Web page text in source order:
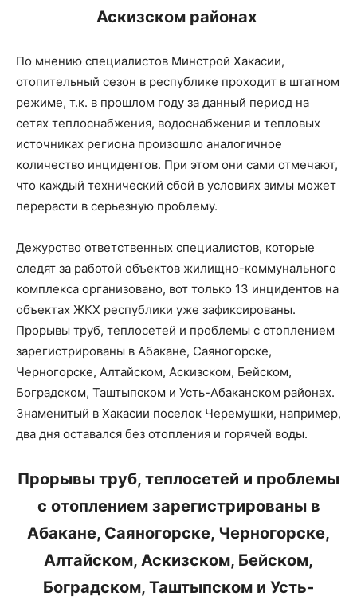
Аскизском районах
По мнению специалистов Минстрой Хакасии,
отопительный сезон в республике проходит в штатном
режиме, т.к. в прошлом году за данный период на
сетях теплоснабжения, водоснабжения и тепловых
источниках региона произошло аналогичное
количество инцидентов. При этом они сами отмечают,
что каждый технический сбой в условиях зимы может
перерасти в серьезную проблему.
Дежурство ответственных специалистов, которые
следят за работой объектов жилищно-коммунального
комплекса организовано, вот только 13 инцидентов на
объектах ЖКХ республики уже зафиксированы.
Прорывы труб, теплосетей и проблемы с отоплением
зарегистрированы в Абакане, Саяногорске,
Черногорске, Алтайском, Аскизском, Бейском,
Боградском, Таштыпском и Усть-Абаканском районах.
Знаменитый в Хакасии поселок Черемушки, например,
два дня оставался без отопления и горячей воды.
Прорывы труб, теплосетей и проблемы
с отоплением зарегистрированы в
Абакане, Саяногорске, Черногорске,
Алтайском, Аскизском, Бейском,
Боградском, Таштыпском и Усть-